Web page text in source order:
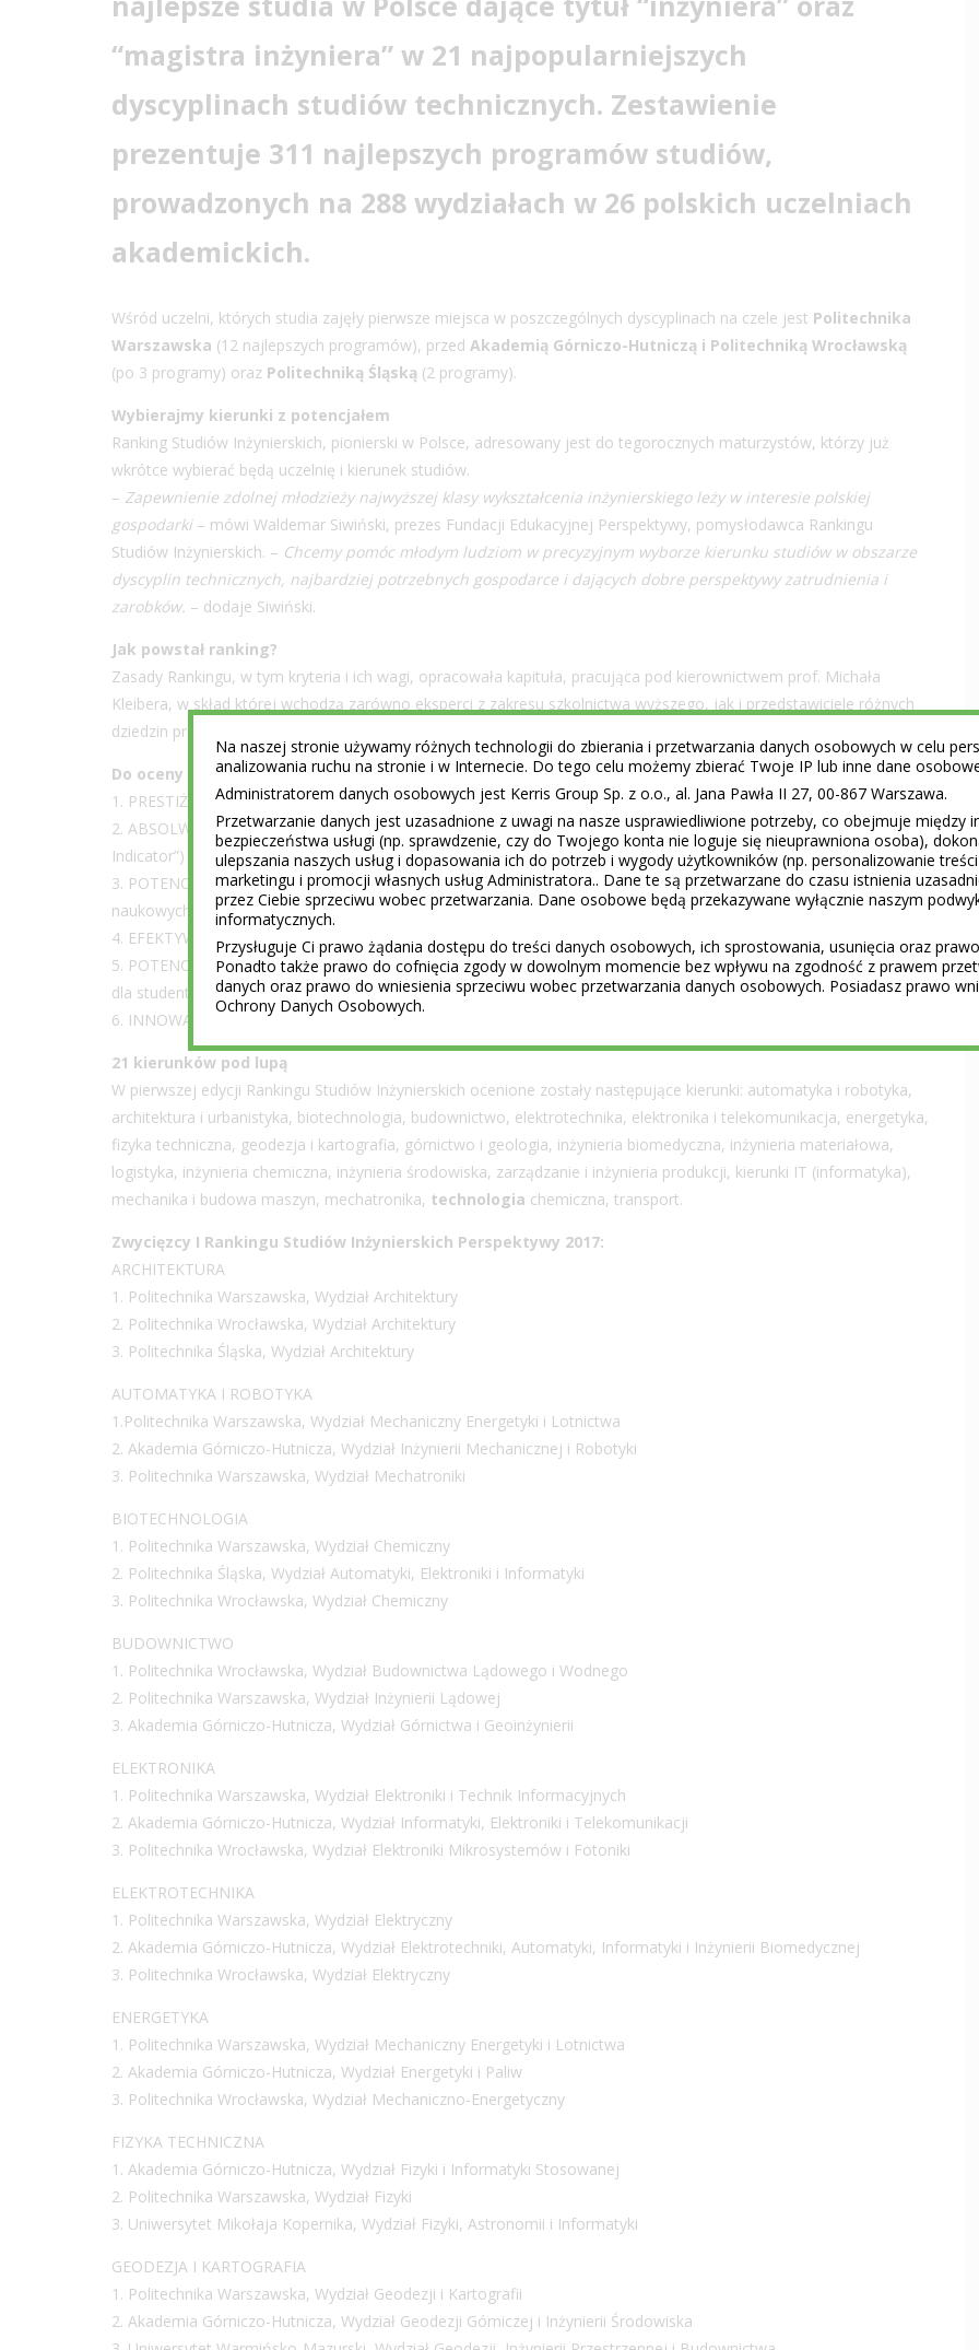
“magistra inżyniera” w 21 najpopularniejszych
dyscyplinach studiów technicznych. Zestawienie
prezentuje 311 najlepszych programów studiów,
prowadzonych na 288 wydziałach w 26 polskich uczelniach
akademickich.
Wśród uczelni, których studia zajęły pierwsze miejsca w poszczególnych dyscyplinach na czele jest Politechnika
Warszawska (12 najlepszych programów), przed Akademią Górniczo-Hutniczą i Politechniką Wrocławską
(po 3 programy) oraz Politechniką Śląską (2 programy).
Wybierajmy kierunki z potencjałem
Ranking Studiów Inżynierskich, pionierski w Polsce, adresowany jest do tegorocznych maturzystów, którzy już
wkrótce wybierać będą uczelnię i kierunek studiów.
– Zapewnienie zdolnej młodzieży najwyższej klasy wykształcenia inżynierskiego leży w interesie polskiej
gospodarki– mówi Waldemar Siwiński, prezes Fundacji Edukacyjnej Perspektywy, pomysłodawca Rankingu
Studiów Inżynierskich. – Chcemy pomóc młodym ludziom w precyzyjnym wyborze kierunku studiów w obszarze
dyscyplin technicznych, najbardziej potrzebnych gospodarce i dających dobre perspektywy zatrudnienia i
zarobków. – dodaje Siwiński.
Jak powstał ranking?
Zasady Rankingu, w tym kryteria i ich wagi, opracowała kapituła, pracująca pod kierownictwem prof. Michała
Kleibera, w skład której wchodzą zarówno eksperci z zakresu szkolnictwa wyższego, jak i przedstawiciele różnych
dziedzin przemysłu.
Do oceny studiów użyto 13 wskaźników pogrupowanych w sześć kryteriów:
1. PRESTIŻ – mierzony poprzez: badanie opinii kadry akademickiej;
2. ABSOLWENCI NA RYNKU PRACY – mierzone poprzez: badanie opinii pracodawców (realizowane przez “IBM
Indicator”) oraz badanie “Ekonomiczne Losy Absolwentów” (realizowane przez MNiSW);
3. POTENCJAŁ AKADEMICKI – wskaźniki: ocena parametryczna MNiSW, uprawnienia do nadawania stopni
naukowych, nadane stopnie naukowe;
4. EFEKTYWNOŚĆ NAUKOWA – wskaźniki: publikacje, cytowania, indeks Hirsha;
5. POTENCJAŁ DYDAKTYCZNY – wskaźniki: jakość przyjętych na studia, dostępność kadr wysokokwalifikowanych
dla studentów, wyróżniająca ocena PKA oraz akredytacje środowiskowe;
6. INNOWACYJNOŚĆ – wskaźnik: patenty i prawa ochronne.
21 kierunków pod lupą
W pierwszej edycji Rankingu Studiów Inżynierskich ocenione zostały następujące kierunki: automatyka i robotyka,
architektura i urbanistyka, biotechnologia, budownictwo, elektrotechnika, elektronika i telekomunikacja, energetyka,
fizyka techniczna, geodezja i kartografia, górnictwo i geologia, inżynieria biomedyczna, inżynieria materiałowa,
logistyka, inżynieria chemiczna, inżynieria środowiska, zarządzanie i inżynieria produkcji, kierunki IT (informatyka),
mechanika i budowa maszyn, mechatronika, technologia chemiczna, transport.
Zwycięzcy I Rankingu Studiów Inżynierskich Perspektywy 2017:
ARCHITEKTURA
1. Politechnika Warszawska, Wydział Architektury
2. Politechnika Wrocławska, Wydział Architektury
3. Politechnika Śląska, Wydział Architektury
AUTOMATYKA I ROBOTYKA
1.Politechnika Warszawska, Wydział Mechaniczny Energetyki i Lotnictwa
2. Akademia Górniczo-Hutnicza, Wydział Inżynierii Mechanicznej i Robotyki
3. Politechnika Warszawska, Wydział Mechatroniki
BIOTECHNOLOGIA
1. Politechnika Warszawska, Wydział Chemiczny
2. Politechnika Śląska, Wydział Automatyki, Elektroniki i Informatyki
3. Politechnika Wrocławska, Wydział Chemiczny
BUDOWNICTWO
1. Politechnika Wrocławska, Wydział Budownictwa Lądowego i Wodnego
2. Politechnika Warszawska, Wydział Inżynierii Lądowej
3. Akademia Górniczo-Hutnicza, Wydział Górnictwa i Geoinżynierii
ELEKTRONIKA
1. Politechnika Warszawska, Wydział Elektroniki i Technik Informacyjnych
2. Akademia Górniczo-Hutnicza, Wydział Informatyki, Elektroniki i Telekomunikacji
3. Politechnika Wrocławska, Wydział Elektroniki Mikrosystemów i Fotoniki
ELEKTROTECHNIKA
1. Politechnika Warszawska, Wydział Elektryczny
2. Akademia Górniczo-Hutnicza, Wydział Elektrotechniki, Automatyki, Informatyki i Inżynierii Biomedycznej
3. Politechnika Wrocławska, Wydział Elektryczny
ENERGETYKA
1. Politechnika Warszawska, Wydział Mechaniczny Energetyki i Lotnictwa
2. Akademia Górniczo-Hutnicza, Wydział Energetyki i Paliw
3. Politechnika Wrocławska, Wydział Mechaniczno-Energetyczny
FIZYKA TECHNICZNA
1. Akademia Górniczo-Hutnicza, Wydział Fizyki i Informatyki Stosowanej
2. Politechnika Warszawska, Wydział Fizyki
3. Uniwersytet Mikołaja Kopernika, Wydział Fizyki, Astronomii i Informatyki
GEODEZJA I KARTOGRAFIA
1. Politechnika Warszawska, Wydział Geodezji i Kartografii
2. Akademia Górniczo-Hutnicza, Wydział Geodezji Górniczej i Inżynierii Środowiska
Na naszej stronie używamy różnych technologii do zbierania i przetwarzania danych osobowych w celu
analizowania ruchu na stronie i w Internecie. Do tego celu możemy zbierać Twoje IP lub inne dane
Administratorem danych osobowych jest Kerris Group Sp. z o.o., al. Jana Pawła II 27, 00-867 Warszawa.
Przetwarzanie danych jest uzasadnione z uwagi na nasze usprawiedliwione potrzeby, co obejmuje między
bezpieczeństwa usługi (np. sprawdzenie, czy do Twojego konta nie loguje się nieuprawniona osoba),
ulepszania naszych usług i dopasowania ich do potrzeb i wygody użytkowników (np. personalizowanie
marketingu i promocji własnych usług Administratora.. Dane te są przetwarzane do czasu istnienia
przez Ciebie sprzeciwu wobec przetwarzania. Dane osobowe będą przekazywane wyłącznie naszym
informatycznych.
Przysługuje Ci prawo żądania dostępu do treści danych osobowych, ich sprostowania, usunięcia oraz
Ponadto także prawo do cofnięcia zgody w dowolnym momencie bez wpływu na zgodność z prawem
danych oraz prawo do wniesienia sprzeciwu wobec przetwarzania danych osobowych. Posiadasz prawo
Ochrony Danych Osobowych.